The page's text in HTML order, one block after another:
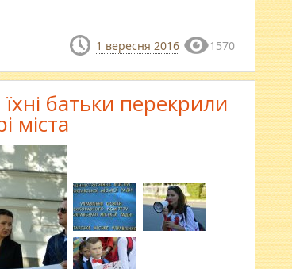
1 вересня 2016 1570
батьки перекрили
міста